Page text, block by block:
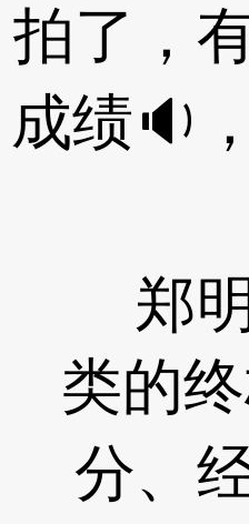
拍了，
成绩🔉
郑明
类的
分、